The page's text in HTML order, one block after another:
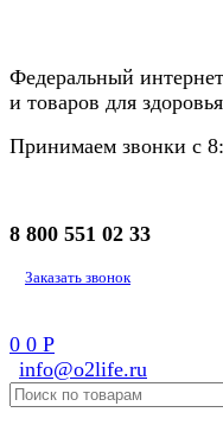
Федеральный
и товаров для
Принимаем звонки с
8 800 551 02 33
Заказать звонок
0 0 Р
info@o2life.ru